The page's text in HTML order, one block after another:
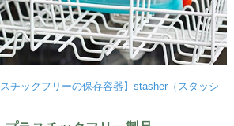
チックフリーの保存容器】stasher（スタッシ